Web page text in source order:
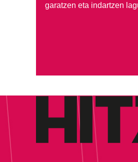
garatzen eta indartzen